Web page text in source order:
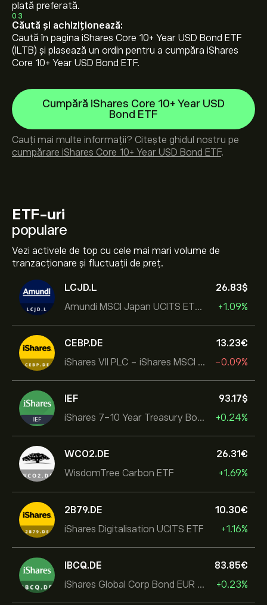
ETF-uri
populare
Vezi activele de top cu cele mai mari volume de
tranzacționare și fluctuații de preț.
LCJD.L
Amundi MSCI Japan UCITS ETF Acc
26.83‎$‎
+1.09%
CEBP.DE
iShares VII PLC - iShares MSCI EMU USD Hedged UCITS ETF
13.23‎€‎
-0.09%
IEF
iShares 7-10 Year Treasury Bond ETF
93.17‎$‎
+0.24%
WCO2.DE
WisdomTree Carbon ETF
26.31‎€‎
+1.69%
2B79.DE
iShares Digitalisation UCITS ETF
10.30‎€‎
+1.16%
IBCQ.DE
iShares Global Corp Bond EUR Hedged UCITS ETF Dist
83.85‎€‎
+0.23%
plată preferată.
03
Căută și achiziționează:
Caută în pagina iShares Core 10+ Year USD Bond ETF
(ILTB) și plasează un ordin pentru a cumpăra iShares
Core 10+ Year USD Bond ETF.
Cumpără iShares Core 10+ Year USD
Bond ETF
Cauți mai multe informații? Citește ghidul nostru pe
cumpărare iShares Core 10+ Year USD Bond ETF.